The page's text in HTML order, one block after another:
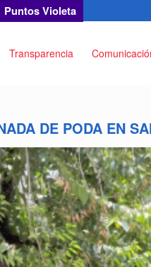
Puntos Violeta
Transparencia
DE PODA EN